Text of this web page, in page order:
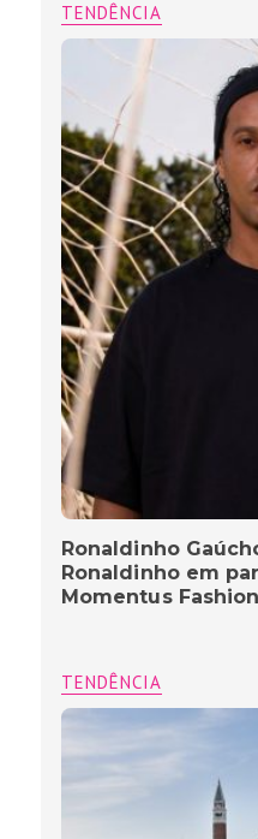
TENDÊNCIA
Ronaldinho
Ronaldinho em
Momentus
TENDÊNCIA